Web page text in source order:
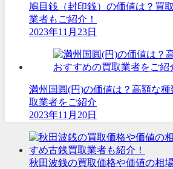
鳩目銭（封印銭）の価値は？買
業者もご紹介！
2023年11月23日
満州国圓(円)の価値は？高額な
取業者をご紹介
2023年11月20日
秋田波銭の買取価格や価値の相